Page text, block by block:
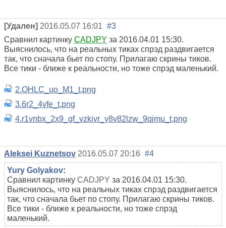
[Удален] 2016.05.07 16:01 #3
Сравнил картинку CADJPY за 2016.04.01 15:30.
Выяснилось, что на реальных тиках спрэд раздвигается
так, что сначала бьет по стопу. Прилагаю скрины тиков.
Все тики - ближе к реальности, но тоже спрэд маленький.
2.OHLC_uo_M1_t.png
3.6r2_4vfe_t.png
4.r1vnbx_2x9_gf_vzkivr_y8v82lzw_9qjmu_t.png
Aleksei Kuznetsov 2016.05.07 20:16 #4
Yury Golyakov:
Сравнил картинку CADJPY за 2016.04.01 15:30.
Выяснилось, что на реальных тиках спрэд раздвигается
так, что сначала бьет по стопу. Прилагаю скрины тиков.
Все тики - ближе к реальности, но тоже спрэд
маленький.